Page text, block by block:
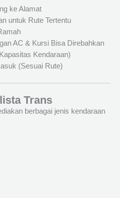
ke Alamat
untuk Rute Tertentu
AC & Kursi Bisa Direbahkan
Kendaraan)
(Sesuai Rute)
Trans
berbagai jenis kendaraan